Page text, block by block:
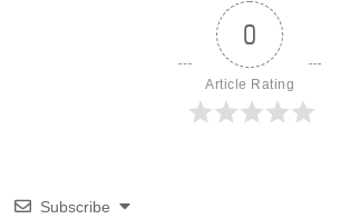
0
Article Rating
Subscribe